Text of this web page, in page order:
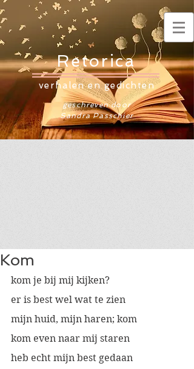
Retorica
verhalen en gedichten
geschreven door
Sandra Passchier
Kom
kom je bij mij kijken?
er is best wel wat te zien
mijn huid, mijn haren; kom
kom even naar mij staren
heb echt mijn best gedaan